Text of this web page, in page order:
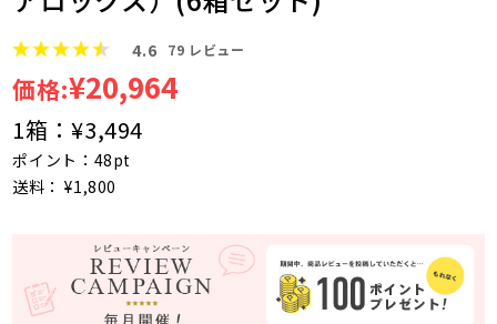
4.6 79 レビュー
価格:¥20,964
1箱：¥3,494
ポイント：48pt
送料： ¥1,800